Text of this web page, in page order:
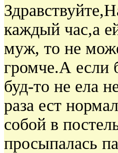
каждый час,а
муж, то не
громче.А если
буд-то не ела
раза ест
собой в
просыпалась